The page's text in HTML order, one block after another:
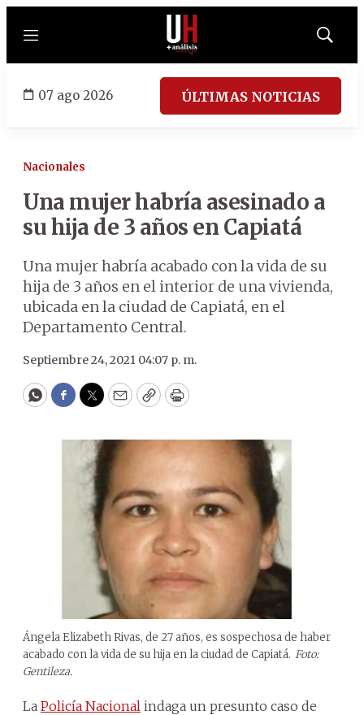
Menú
Mostrar
07 ago 2026 ÚLTIMAS NOTICIAS
Nacionales
Una mujer habría asesinado a
su hija de 3 años en Capiatá
Una mujer habría acabado con la vida de su
hija de 3 años en el interior de una vivienda,
ubicada en la ciudad de Capiatá, en el
Departamento Central.
Septiembre 24, 2021 04:07 p. m.
WhatsApp
Facebook
Twitter
EmailCopyPrint
Ángela Elizabeth Rivas, de 27 años, es sospechosa de haber
acabado con la vida de su hija en la ciudad de Capiatá. Foto:
Gentileza.
La Policía Nacional indaga un presunto caso de